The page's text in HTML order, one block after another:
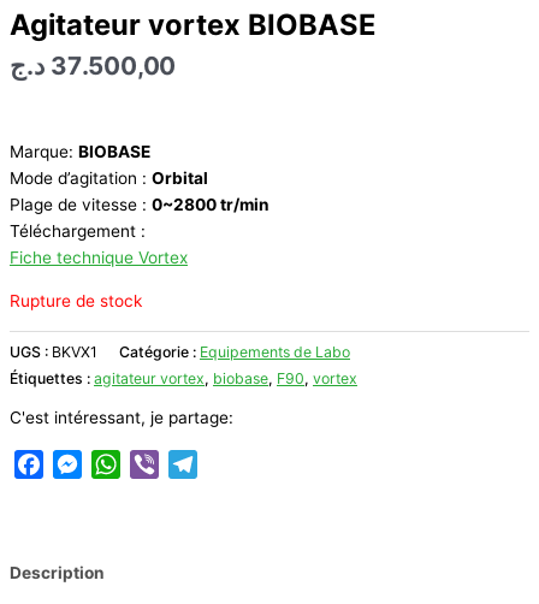
Agitateur vortex BIOBASE
37.500,00 د.ج
Marque: BIOBASE
Mode d’agitation : Orbital
Plage de vitesse : 0~2800 tr/min
Téléchargement :
Fiche technique Vortex
Rupture de stock
UGS : BKVX1 Catégorie : Equipements de Labo
Étiquettes : agitateur vortex, biobase, F90, vortex
C'est intéressant, je partage:
FacebookMessenger
WhatsApp
Viber
Description